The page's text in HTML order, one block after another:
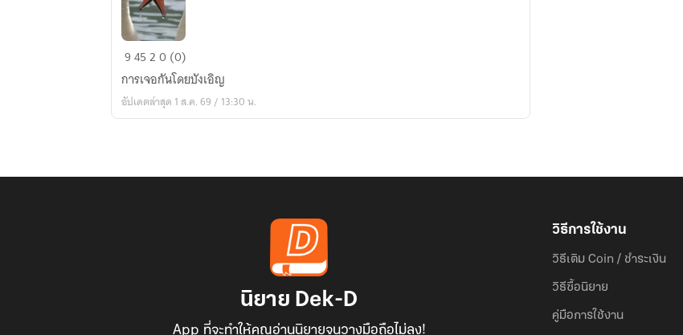
รัก
รัน
ดร์
94520 (0)
การเจอกันโดยบังเอิญ
อัปเดตล่าสุด 1 ส.ค. 69 / 13:30 น.
นิยาย Dek-D
App ที่จะทำให้คุณอ่านนิยายจนวางมือถือไม่ลง!
วิธีการใช้งาน
วิธีเติม Coin / ชำระเงิน
วิธีซื้อนิยาย
คู่มือการใช้งาน